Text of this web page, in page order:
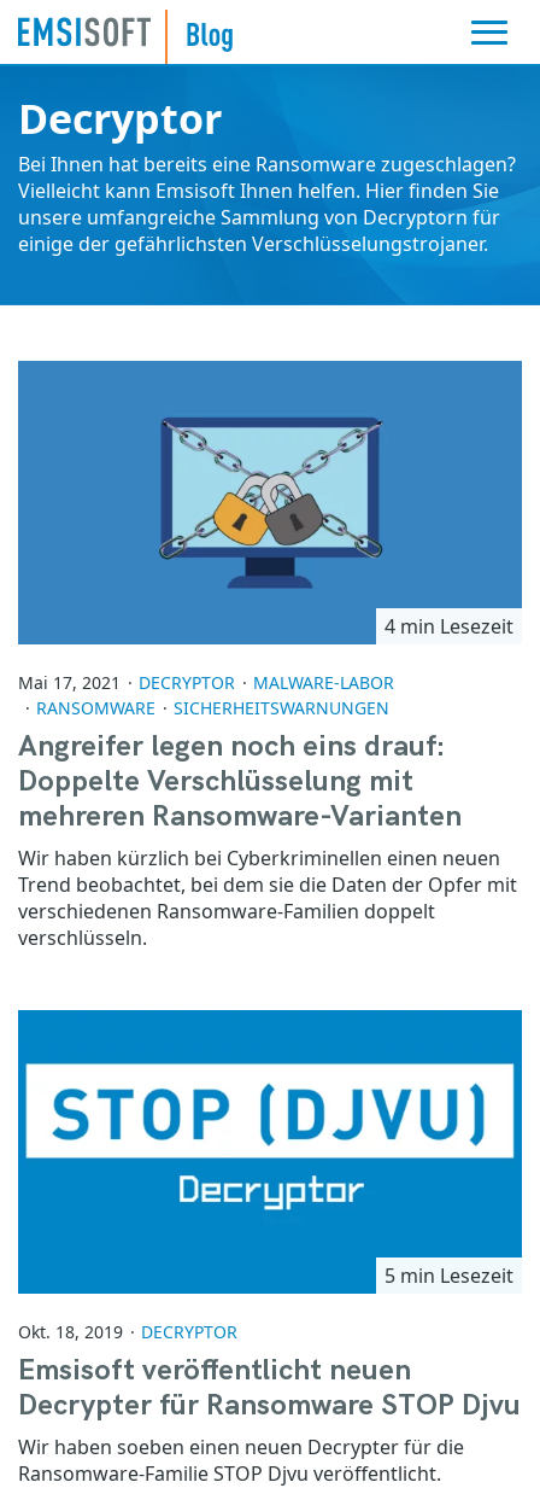
Decryptor
Bei Ihnen hat bereits eine Ransomware zugeschlagen?
Vielleicht kann Emsisoft Ihnen helfen. Hier finden Sie
unsere umfangreiche Sammlung von Decryptorn für
einige der gefährlichsten Verschlüsselungstrojaner.
4 min Lesezeit
Mai 17, 2021 DECRYPTOR
MALWARE-LABOR
RANSOMWARE
SICHERHEITSWARNUNGEN
Angreifer legen noch eins drauf:
Doppelte Verschlüsselung mit
mehreren Ransomware-Varianten
Wir haben kürzlich bei Cyberkriminellen einen neuen
Trend beobachtet, bei dem sie die Daten der Opfer mit
verschiedenen Ransomware-Familien doppelt
verschlüsseln.
5 min Lesezeit
Okt. 18, 2019 DECRYPTOR
Emsisoft veröffentlicht neuen
Decrypter für Ransomware STOP Djvu
Wir haben soeben einen neuen Decrypter für die
Ransomware-Familie STOP Djvu veröffentlicht.